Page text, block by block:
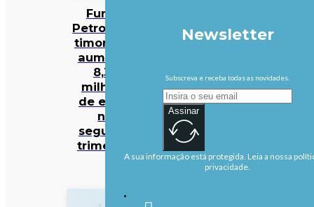
Fundo
Petrolífero
timorense
aumenta
8,35
milhões
de euros
no
segundo
trimestre
Newsletter
Subscreva e receba todas as novidades.
Assinar
A sua informação está protegida. Leia a nossa
privacidade.